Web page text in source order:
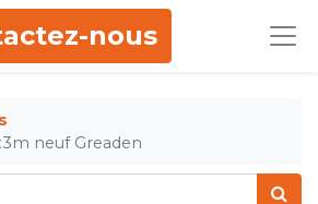
nous
neuf Greaden